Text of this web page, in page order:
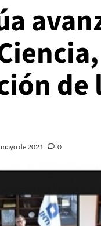
de
de 2021 0